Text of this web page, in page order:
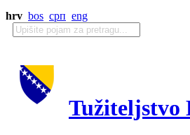
hrv bos срп eng
Tužiteljstvo